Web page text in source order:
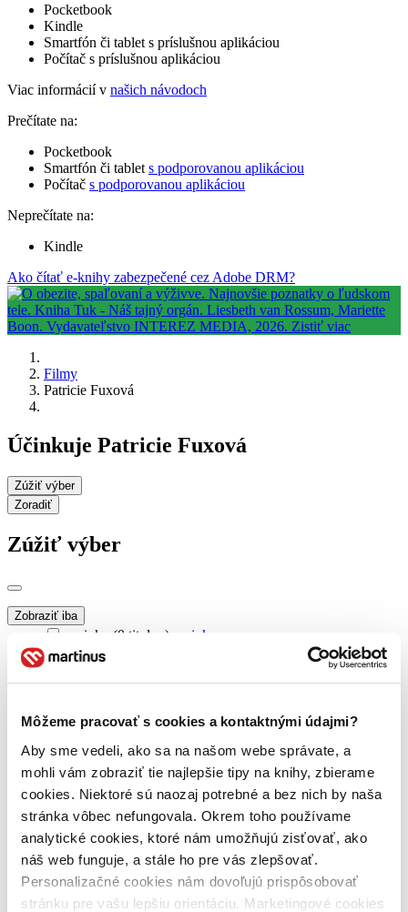
Môžeme pracovať s cookies a kontaktnými údajmi?
Aby sme vedeli, ako sa na našom webe správate, a
mohli vám zobraziť tie najlepšie tipy na knihy, zbierame
cookies. Niektoré sú naozaj potrebné a bez nich by naša
stránka vôbec nefungovala. Okrem toho používame
analytické cookies, ktoré nám umožňujú zisťovať, ako
náš web funguje, a stále ho pre vás zlepšovať.
Personalizačné cookies nám dovoľujú prispôsobovať
stránku pre vašu lepšiu orientáciu. Marketingové cookies
Pocketbook
Kindle
Smartfón či tablet s príslušnou aplikáciou
Počítač s príslušnou aplikáciou
Viac informácií v našich návodoch
Prečítate na:
Pocketbook
Smartfón či tablet s podporovanou aplikáciou
Počítač s podporovanou aplikáciou
Neprečítate na:
Kindle
Ako čítať e-knihy zabezpečené cez Adobe DRM?
Filmy
Patricie Fuxová
Účinkuje Patricie Fuxová
Zúžiť výber
Zoradiť
Zúžiť výber
Zobraziť iba
novinky (0 titulov) novinky
zľavnené tituly (0 titulov)
Dostupnosť
predpredaj (0 titulov)predpredaj
dostupná (bez vypredaných) (0 titulov)dostupná (bez
vypredaných)
Nové / čítané
nová
čítaná (0 titulov)čítaná
čítaná - výborný stav (0 titulov)čítaná - výborný stav
čítaná - mierne opotrebovaná (0 titulov)čítaná - mierne
opotrebovaná